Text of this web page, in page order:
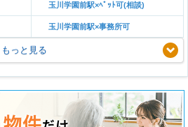
玉川学園前駅×ﾍﾟｯﾄ可(相談)
玉川学園前駅×事務所可
もっと見る